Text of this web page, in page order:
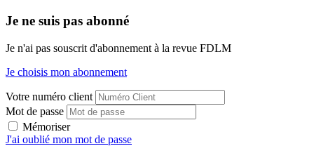
Je ne suis pas abonné
Je n'ai pas souscrit d'abonnement à la revue FDLM
Je choisis mon abonnement
Votre numéro client
Mot de passe
Mémoriser
J'ai oublié mon mot de passe